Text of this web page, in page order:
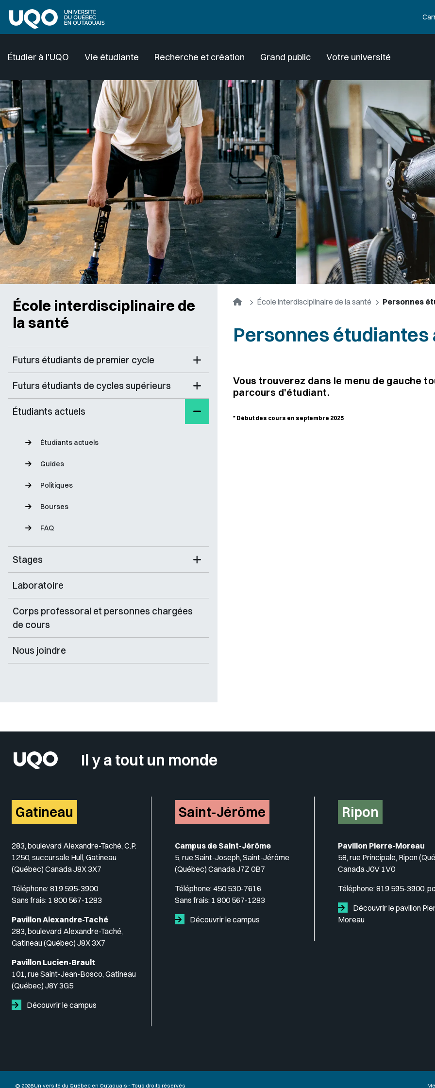
Étudier à l'UQO Vie étudiante Recherche et création Grand public Votre université
École interdisciplinaire de
la santé
Futurs étudiants de premier cycle
Futurs étudiants de cycles supérieurs
Étudiants actuels
Étudiants actuels
Guides
Politiques
Bourses
FAQ
Stages
Laboratoire
Corps professoral et personnes chargées
de cours
Nous joindre
AccueilÉcole interdisciplinaire de la santé Personnes
Personnes
Vous trouverez dans le menu de gauche
parcours d'étudiant.
* Début des cours en septembre 2025
Insérer un pied de page avec
Il y a tout un monde
Gatineau
283, boulevard Alexandre-Taché, C.P.
1250, succursale Hull, Gatineau
(Québec) Canada J8X 3X7
Téléphone:819 595-3900
Sans frais: 1 800 567-1283
Pavillon Alexandre-Taché
283, boulevard Alexandre-Taché,
Gatineau (Québec) J8X 3X7
Pavillon Lucien-Brault
101, rue Saint-Jean-Bosco, Gatineau
(Québec) J8Y 3G5
Découvrir le campus
Saint-Jérôme
Campus de Saint-Jérôme
5, rue Saint-Joseph, Saint-Jérôme
(Québec) Canada J7Z 0B7
Téléphone:450 530-7616
Sans frais: 1 800 567-1283
Découvrir le campus
Ripon
Pavillon Pierre-Moreau
58, rue Principale, Ripon
Canada J0V 1V0
Téléphone:819 595-3900,
Découvrir le pavillon
Moreau
© 2026 Université du Québec en Outaouais - Tous droits réservés